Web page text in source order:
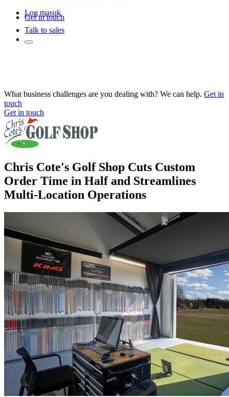
Log masuk
Get in touch
Talk to sales
What business challenges are you dealing with? We can help. Get in
touch
Get in touch
Chris Cote's Golf Shop Cuts Custom
Order Time in Half and Streamlines
Multi-Location Operations